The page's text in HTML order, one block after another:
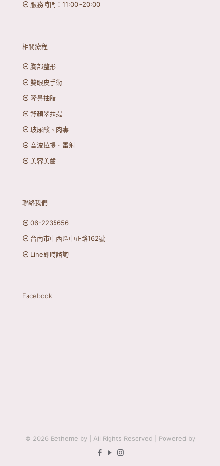
服務時間：11:00~20:00
相關療程
胸部整形
雙眼皮手術
隆鼻抽脂
舒顏翠拉提
玻尿酸、肉毒
音波拉提、雷射
美容美齒
聯絡我們
06-2235656
台南市中西區中正路162號
Line即時諮詢
Facebook
© 2026 Betheme by | All Rights Reserved | Powered by